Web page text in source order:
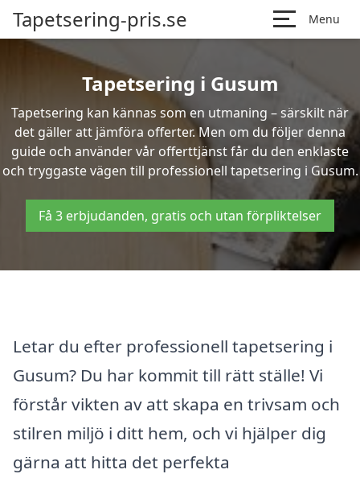
Tapetsering-pris.se Menu
Tapetsering i Gusum
Tapetsering kan kännas som en utmaning – särskilt när
det gäller att jämföra offerter. Men om du följer denna
guide och använder vår offerttjänst får du den enklaste
och tryggaste vägen till professionell tapetsering i Gusum.
Få 3 erbjudanden, gratis och utan förpliktelser
Letar du efter professionell tapetsering i
Gusum? Du har kommit till rätt ställe! Vi
förstår vikten av att skapa en trivsam och
stilren miljö i ditt hem, och vi hjälper dig
gärna att hitta det perfekta